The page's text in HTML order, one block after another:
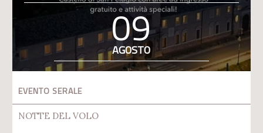
09
AGOSTO
EVENTO SERALE
NOTTE DEL VOLO